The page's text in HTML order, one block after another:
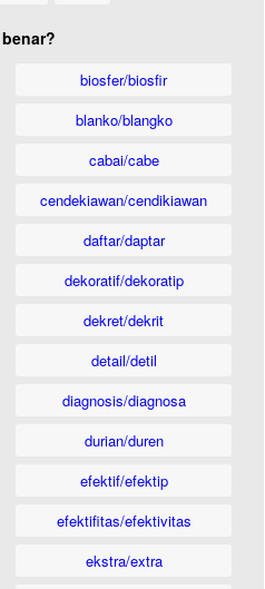
biosfer/biosfir
blanko/blangko
cabai/cabe
cendekiawan/cendikiawan
daftar/daptar
dekoratif/dekoratip
dekret/dekrit
detail/detil
diagnosis/diagnosa
durian/duren
efektif/efektip
efektifitas/efektivitas
ekstra/extra